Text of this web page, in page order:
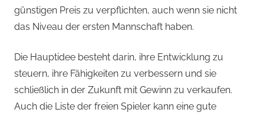
günstigen Preis zu verpflichten, auch wenn sie nicht
das Niveau der ersten Mannschaft haben.
Die Hauptidee besteht darin, ihre Entwicklung zu
steuern, ihre Fähigkeiten zu verbessern und sie
schließlich in der Zukunft mit Gewinn zu verkaufen.
Auch die Liste der freien Spieler kann eine gute